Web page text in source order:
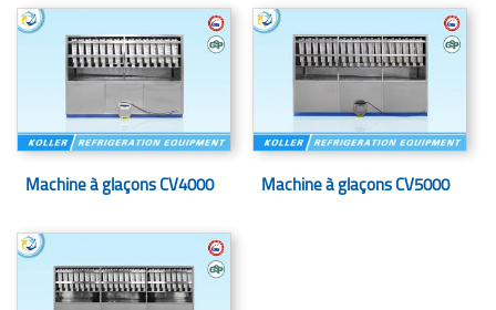
Machine à glaçons CV4000 Machine à glaçons CV5000